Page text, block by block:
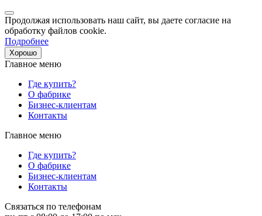
Продолжая использовать наш сайт, вы даете согласие на
обработку файлов cookie.
Подробнее
Хорошо
Главное меню
Где купить?
О фабрике
Бизнес-клиентам
Контакты
Главное меню
Где купить?
О фабрике
Бизнес-клиентам
Контакты
Связаться по телефонам